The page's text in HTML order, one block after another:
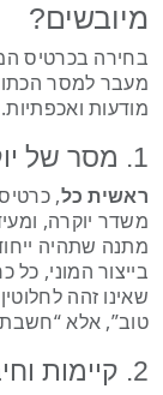
מיובשים?
בחירה בכרטיס
מעבר למסר
מודעות ואכפתיות.
1. מסר של יוקרה ומחשבה עמוקה
ראשית כל,
משדר יוקרה,
מתנה שתהיה
בייצור המוני, כל
שאינו זהה
טוב”, אלא
2. קיימות וחיבור לטבע